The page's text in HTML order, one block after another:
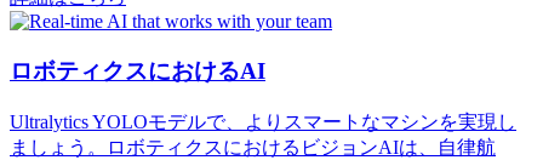
ロボティクスにおけるAI
Ultralytics YOLOモデルで、よりスマートなマシンを実現し
ましょう。ロボティクスにおけるビジョンAIは、自律航